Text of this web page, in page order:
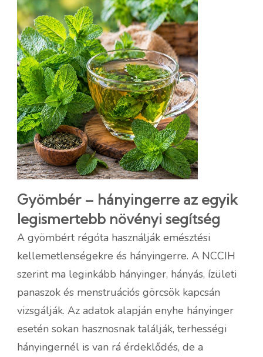
Gyömbér – hányingerre az egyik
legismertebb növényi segítség
A gyömbért régóta használják emésztési
kellemetlenségekre és hányingerre. A NCCIH
szerint ma leginkább hányinger, hányás, ízületi
panaszok és menstruációs görcsök kapcsán
vizsgálják. Az adatok alapján enyhe hányinger
esetén sokan hasznosnak találják, terhességi
hányingernél is van rá érdeklődés, de a